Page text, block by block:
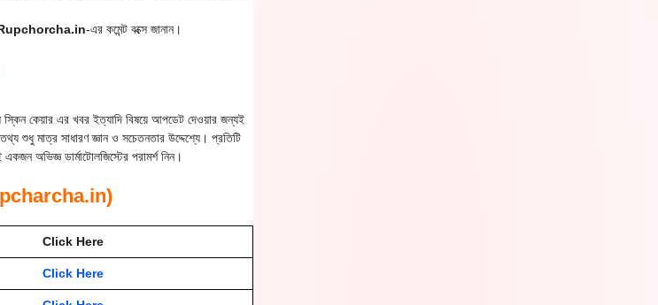
-এর কমেন্ট বক্সে জানান।
স্কিন কেয়ার এর খবর ইত্যাদি বিষয়ে আপডেট দেওয়ার জন্যই
শুধু মাত্র সাধারণ জ্ঞান ও সচেতনতার উদ্দেশ্যে। প্রতিটি
অভিজ্ঞ ডার্মাটোলজিস্টের পরামর্শ নিন।
Click Here
Click Here